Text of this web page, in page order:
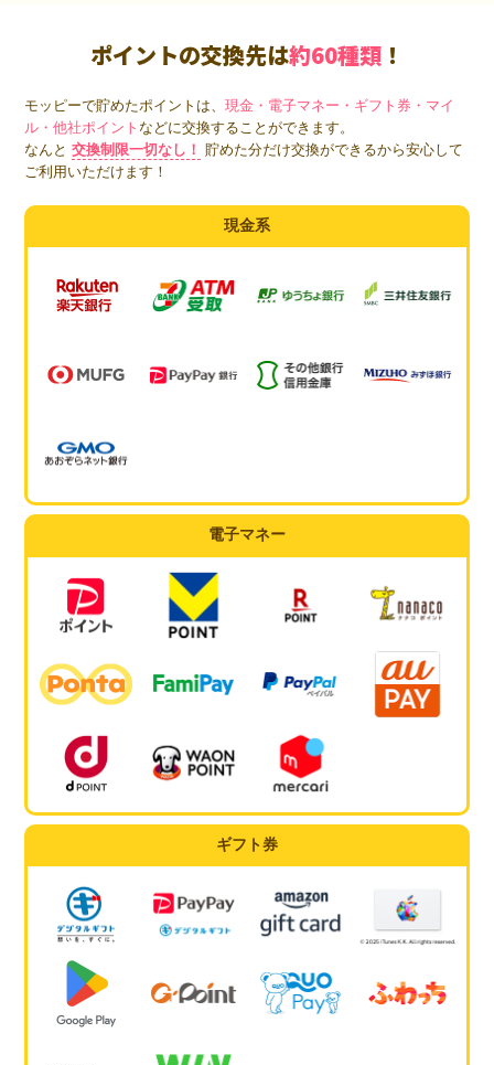
ポイントの交換先は約60種類 ！
モッピーで貯めたポイントは、現金・電子マネー・ギフト券・マイ
ル・他社ポイントなどに交換することができます。
なんと 交換制限一切なし！
貯めた分だけ交換ができるから安心して
ご利用いただけます！
現金系
電子マネー
ギフト券